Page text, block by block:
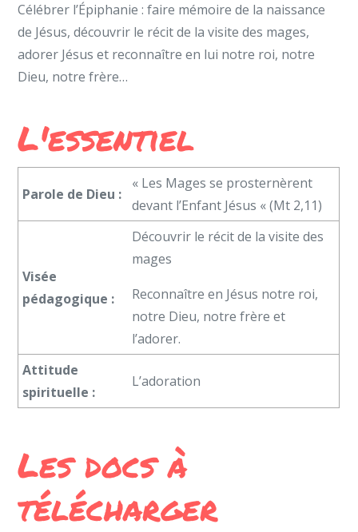
Célébrer l’Épiphanie : faire mémoire de la naissance
de Jésus, découvrir le récit de la visite des mages,
adorer Jésus et reconnaître en lui notre roi, notre
Dieu, notre frère…
L'essentiel
Parole de Dieu :
« Les Mages se prosternèrent
devant l’Enfant Jésus « (Mt 2,11)
Visée
pédagogique :
Découvrir le récit de la visite des
mages
Reconnaître en Jésus notre roi,
notre Dieu, notre frère et
l’adorer.
Attitude
spirituelle :
L’adoration
Les docs à
télécharger